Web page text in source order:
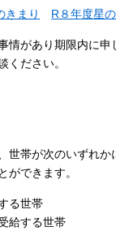
きまり R８年度星
情があり期限内に申
ください。
世帯が次のいずれか
ができます。
る世帯
給する世帯